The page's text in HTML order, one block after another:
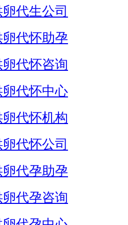
代生公司
代怀助孕
代怀咨询
代怀中心
代怀机构
代怀公司
代孕助孕
代孕咨询